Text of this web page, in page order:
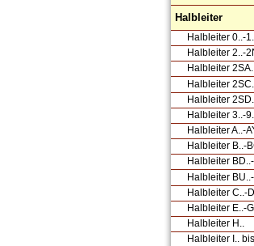
Halbleiter
Halbleiter 0..-
Halbleiter 2..-
Halbleiter
Halbleiter 2SC..
Halbleiter
Halbleiter 3..-
Halbleiter A..-
Halbleiter B..-
Halbleiter
Halbleiter BU..-
Halbleiter C..-
Halbleiter E..-
Halbleiter H..
Halbleiter I..